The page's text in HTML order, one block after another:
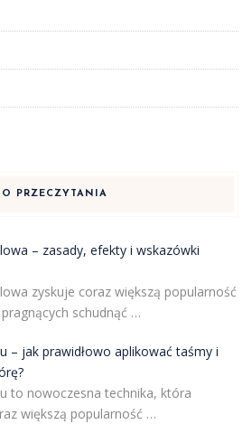
PRZECZYTANIA
– zasady, efekty i wskazówki
zyskuje coraz większą popularność
schudnąć …
– jak prawidłowo aplikować taśmy i
to nowoczesna technika, która
większą popularność …